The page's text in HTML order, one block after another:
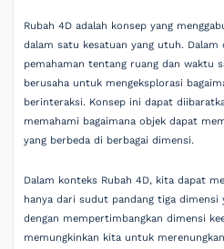
Rubah 4D adalah konsep yang
dalam satu kesatuan yang utuh.
pemahaman tentang ruang dan waktu
berusaha untuk mengeksplorasi
berinteraksi. Konsep ini dapat
memahami bagaimana objek dapat
yang berbeda di berbagai dimensi.
Dalam konteks Rubah 4D, kita dapat
hanya dari sudut pandang tiga dimensi
dengan mempertimbangkan dimensi
memungkinkan kita untuk